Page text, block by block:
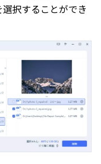
択することができ